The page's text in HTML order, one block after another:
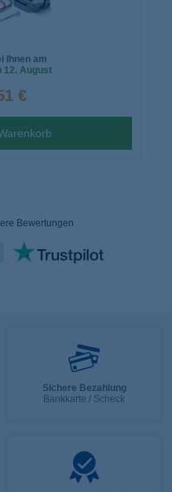
Ihnen am
12. August
€
Bewertungen
Sichere Bezahlung
Bankkarte / Scheck